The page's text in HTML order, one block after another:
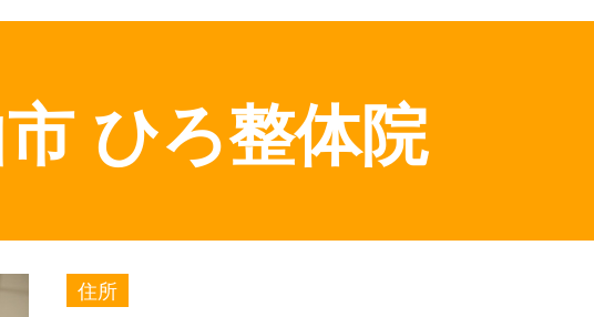
ひろ整体院
住所